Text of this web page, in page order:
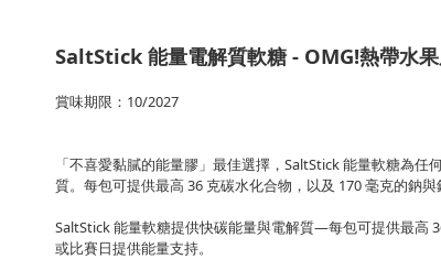
SaltStick 能量電解質軟糖 - OMG!熱帶水
賞味期限：10/2027
「不喜愛黏膩的能量膠」最佳選擇，SaltStick 能量軟糖為
質。每包可提供最高 36 克碳水化合物，以及 170 毫克的鈉
SaltStick 能量軟糖提供快碳能量與電解質—每包可提供最高
或比賽日提供能量支持。